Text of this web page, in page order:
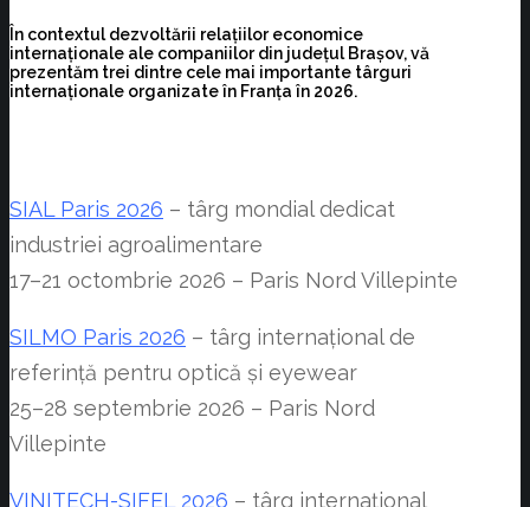
În contextul dezvoltării relațiilor economice
internaționale ale companiilor din județul Brașov, vă
prezentăm trei dintre cele mai importante târguri
internaționale organizate în Franța în 2026.
SIAL Paris 2026 – târg mondial dedicat
industriei agroalimentare
17–21 octombrie 2026 – Paris Nord Villepinte
SILMO Paris 2026 – târg internațional de
referință pentru optică și eyewear
25–28 septembrie 2026 – Paris Nord
Villepinte
VINITECH-SIFEL 2026 – târg internațional